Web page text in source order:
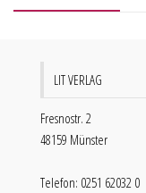
LIT VERLAG
Fresnostr. 2
48159 Münster
Telefon: 0251 62032 0